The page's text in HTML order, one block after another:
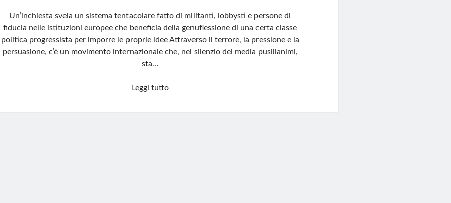
Un’inchiesta svela un sistema tentacolare fatto di militanti, lobbysti e persone di
fiducia nelle istituzioni europee che beneficia della genuflessione di una certa classe
politica progressista per imporre le proprie idee Attraverso il terrore, la pressione e la
persuasione, c’è un movimento internazionale che, nel silenzio dei media pusillanimi,
sta…
Leggi tuttoIl